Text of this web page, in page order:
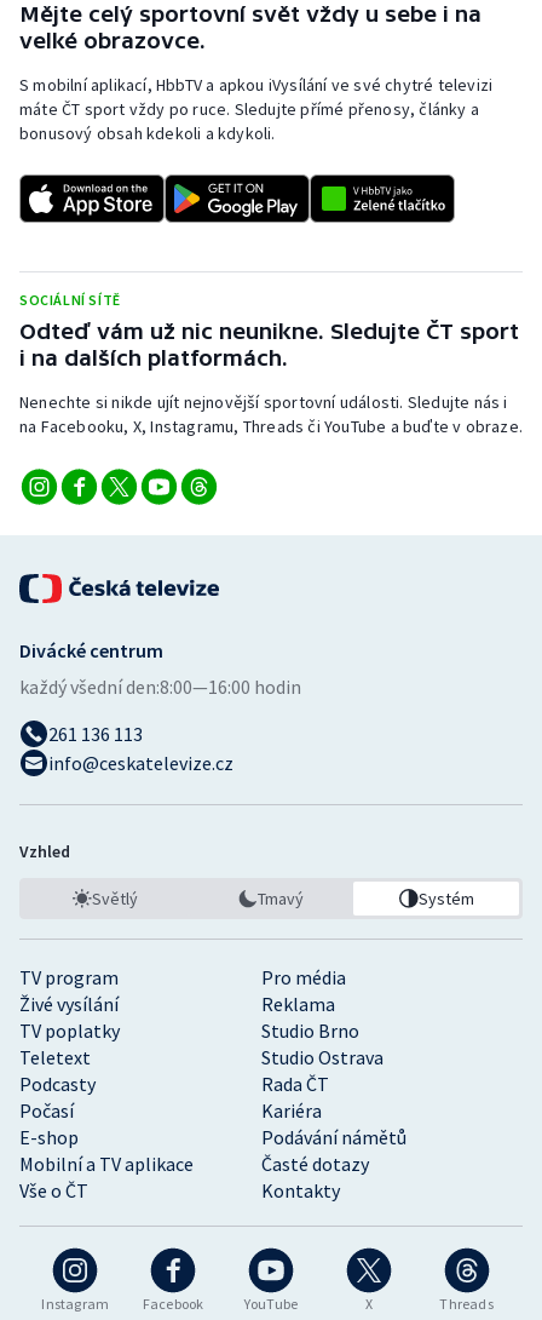
Rychlobruslení
Rychlostní kanoistika
Short track
Sportovní střelba
Triatlon
Veslování
Vodní slalom
Volejbal
Ostatní
Mějte celý sportovní svět vždy u sebe i na
velké obrazovce.
S mobilní aplikací, HbbTV a apkou iVysílání ve své chytré televizi
máte ČT sport vždy po ruce. Sledujte přímé přenosy, články a
bonusový obsah kdekoli a kdykoli.
SOCIÁLNÍ SÍTĚ
Odteď vám už nic neunikne. Sledujte ČT sport
i na dalších platformách.
Nenechte si nikde ujít nejnovější sportovní události. Sledujte nás i
na Facebooku, X, Instagramu, Threads či YouTube a buďte v obraze.
Instagram Facebook YouTube X Threads
TV program
Pro média
Živé vysílání
Reklama
TV poplatky
Studio Brno
Teletext
Studio Ostrava
Podcasty
Rada ČT
Počasí
Kariéra
E-shop
Podávání námětů
Mobilní a TV aplikace
Časté dotazy
Vše o ČT
Kontakty
Divácké centrum
každý všední den:8:00—16:00 hodin
261 136 113
info@ceskatelevize.cz
Vzhled
Světlý Tmavý Systém